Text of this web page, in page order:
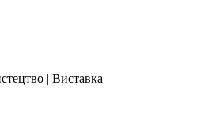
| Виставка